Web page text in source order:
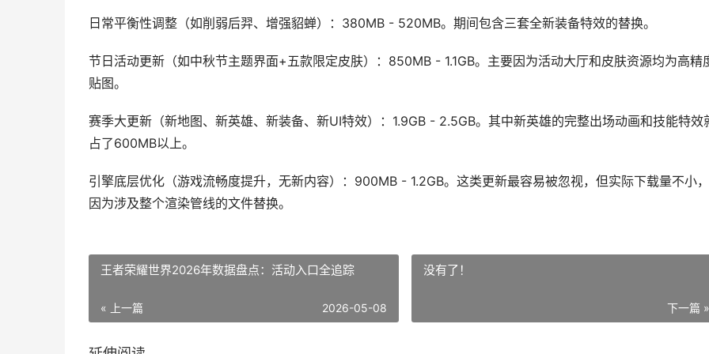
日常平衡性调整（如削弱后羿、增强貂蝉）：380MB - 520MB。期间包含三套全新装备特效的替换。
节日活动更新（如中秋节主题界面+五款限定皮肤）：850MB - 1.1GB。主要因为活动大厅和皮肤资源均为高精
贴图。
赛季大更新（新地图、新英雄、新装备、新UI特效）：1.9GB - 2.5GB。其中新英雄的完整出场动画和技能特效
占了600MB以上。
引擎底层优化（游戏流畅度提升，无新内容）：900MB - 1.2GB。这类更新最容易被忽视，但实际下载量不小，
因为涉及整个渲染管线的文件替换。
王者荣耀世界2026年数据盘点：活动入口全追踪
« 上一篇 2026-05-08
没有了！
下一篇 »